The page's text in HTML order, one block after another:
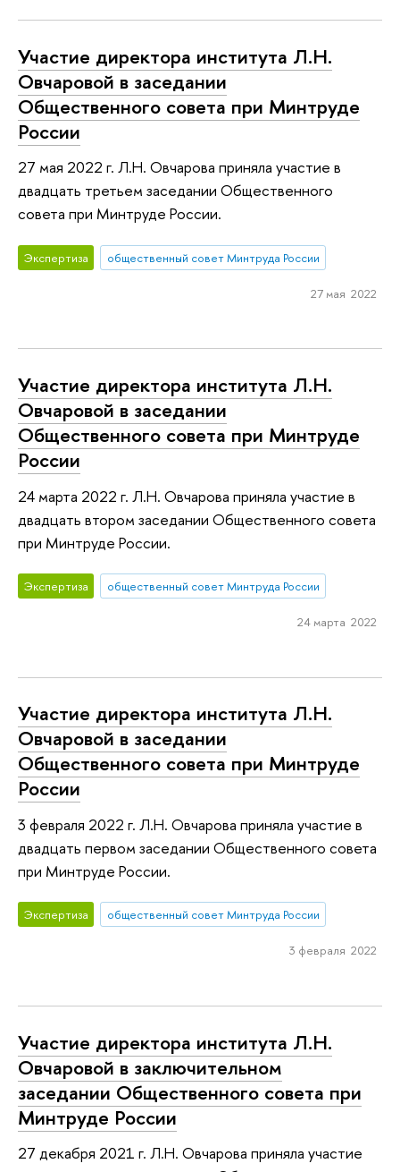
Участие директора института Л.Н.
Овчаровой в заседании
Общественного совета при Минтруде
России
27 мая 2022 г. Л.Н. Овчарова приняла участие в
двадцать третьем заседании Общественного
совета при Минтруде России.
Экспертиза общественный совет Минтруда России
27 мая 2022
Участие директора института Л.Н.
Овчаровой в заседании
Общественного совета при Минтруде
России
24 марта 2022 г. Л.Н. Овчарова приняла участие в
двадцать втором заседании Общественного совета
при Минтруде России.
Экспертиза общественный совет Минтруда России
24 марта 2022
Участие директора института Л.Н.
Овчаровой в заседании
Общественного совета при Минтруде
России
3 февраля 2022 г. Л.Н. Овчарова приняла участие в
двадцать первом заседании Общественного совета
при Минтруде России.
Экспертиза общественный совет Минтруда России
3 февраля 2022
Участие директора института Л.Н.
Овчаровой в заключительном
заседании Общественного совета при
Минтруде России
27 декабря 2021 г. Л.Н. Овчарова приняла участие